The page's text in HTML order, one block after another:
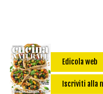
Edicola web
Iscriviti alla